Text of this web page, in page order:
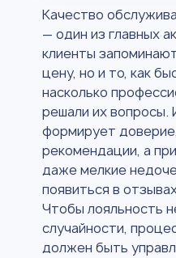
Качество
— один из главных
клиенты
цену, но и то, как
насколько
решали их вопросы.
формирует
рекомендации, а
даже мелкие
появиться в
Чтобы лояльность
случайности,
должен быть